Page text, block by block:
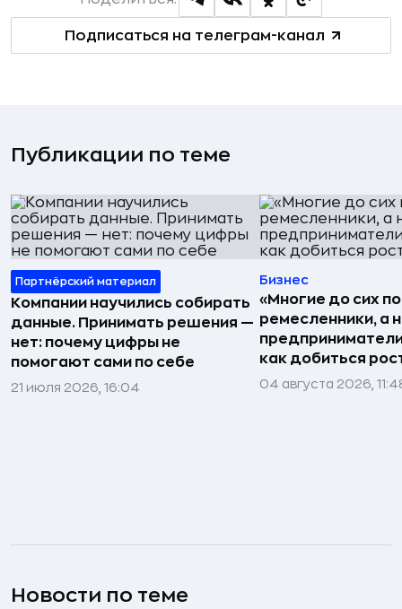
Подписаться на телеграм-канал
Публикации по теме
Партнёрский материал
Компании научились собирать
данные. Принимать решения —
нет: почему цифры не
помогают сами по себе
21 июля 2026, 16:04
Бизнес
«Многие до сих
ремесленники, а
как добиться
04 августа 2026,
Новости по теме